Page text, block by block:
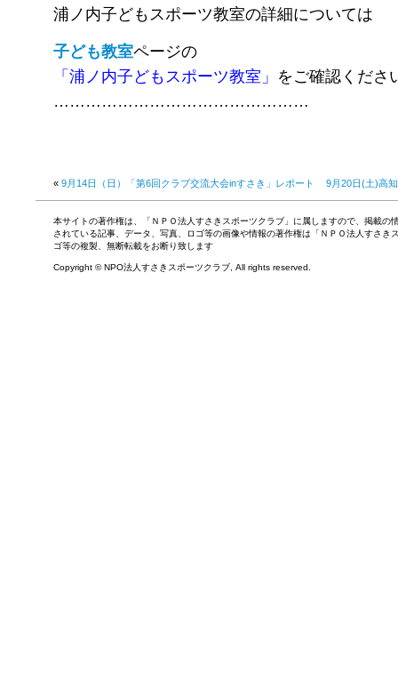
浦ノ内子どもスポーツ教室の詳細については
子ども教室ページの
「浦ノ内子どもスポーツ教室」 をご確認くださ
…………………………………………
« 9月14日（日）「第6回クラブ交流大会inすさき」レポート 9月20日(土)高
本サイトの著作権は、「ＮＰＯ法人すさきスポーツクラブ」に属しますので、掲載
されている記事、データ、写真、ロゴ等の画像や情報の著作権は「ＮＰＯ法人すさ
ゴ等の複製、無断転載をお断り致します
Copyright © NPO法人すさきスポーツクラブ, All rights reserved.